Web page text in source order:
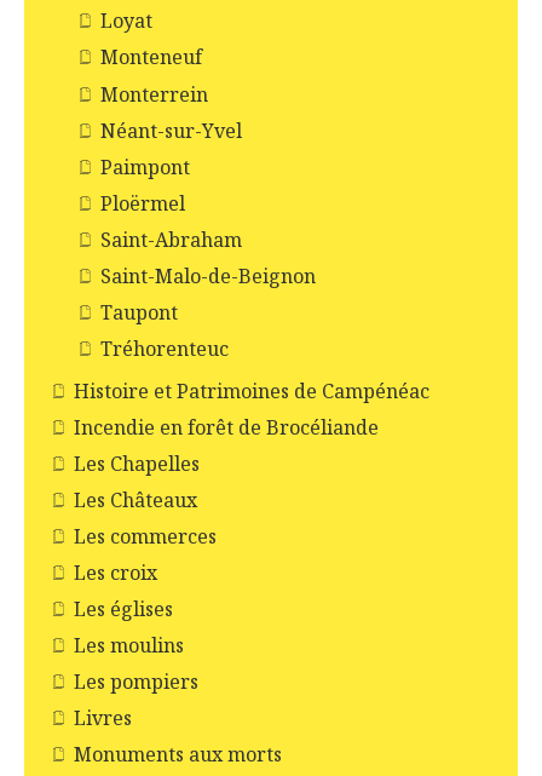
Loyat
Monteneuf
Monterrein
Néant-sur-Yvel
Paimpont
Ploërmel
Saint-Abraham
Saint-Malo-de-Beignon
Taupont
Tréhorenteuc
Histoire et Patrimoines de Campénéac
Incendie en forêt de Brocéliande
Les Chapelles
Les Châteaux
Les commerces
Les croix
Les églises
Les moulins
Les pompiers
Livres
Monuments aux morts